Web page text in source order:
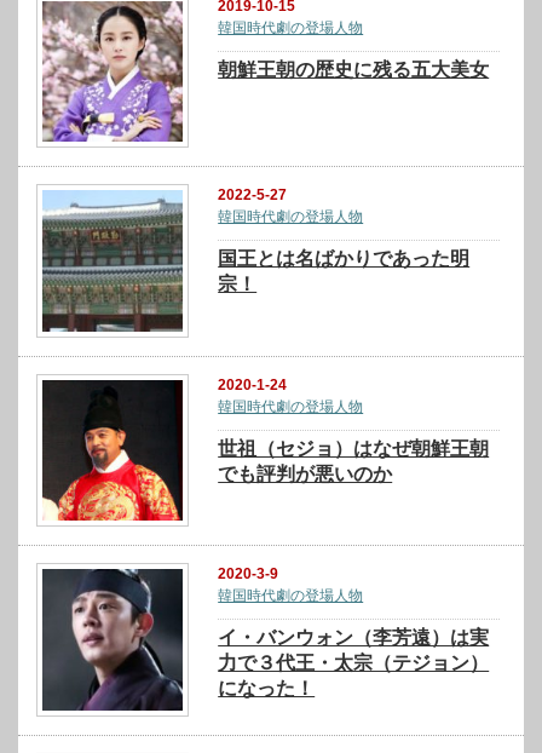
2019-10-15
韓国時代劇の登場人物
朝鮮王朝の歴史に残る五大美女
2022-5-27
韓国時代劇の登場人物
国王とは名ばかりであった明
宗！
2020-1-24
韓国時代劇の登場人物
世祖（セジョ）はなぜ朝鮮王朝
でも評判が悪いのか
2020-3-9
韓国時代劇の登場人物
イ・バンウォン（李芳遠）は実
力で３代王・太宗（テジョン）
になった！